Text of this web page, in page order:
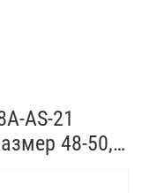
AS-21
48-50,